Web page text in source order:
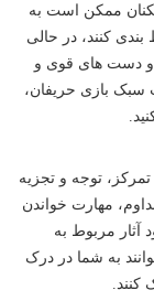
ممکن است به
کنند، در حالی
و دست های قوی و
سبک بازی حریفان،
توجه و تجزیه
مهارت خواندن
آثار مربوط به
به شما در درک